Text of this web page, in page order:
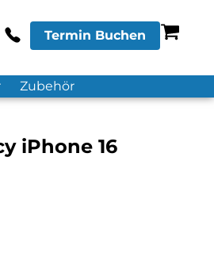
Termin Buchen
Zubehör
iPhone 16